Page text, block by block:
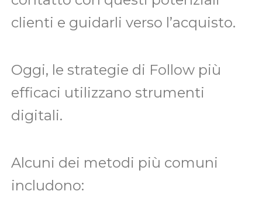
clienti e guidarli verso l’acquisto.
Oggi, le strategie di Follow più
efficaci utilizzano strumenti
digitali.
Alcuni dei metodi più comuni
includono: